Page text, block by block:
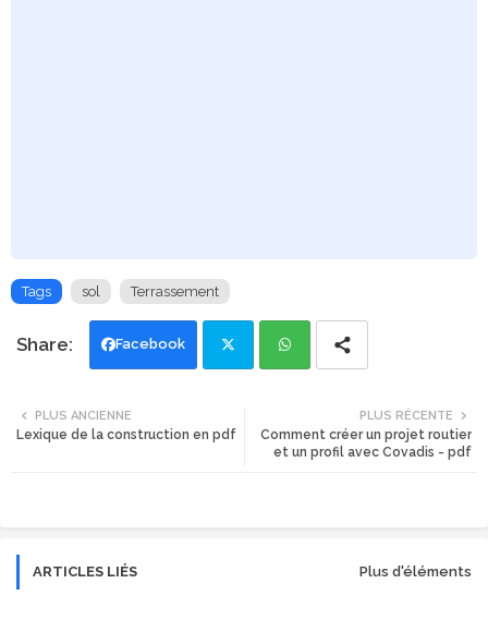
Tags sol Terrassement
Facebook
tte ats
PLUS RÉCENTE
Comment créer un projet routier
et un profil avec Covadis - pdf
PLUS ANCIENNE
Lexique de la construction en pdf
ARTICLES LIÉS Plus d'éléments